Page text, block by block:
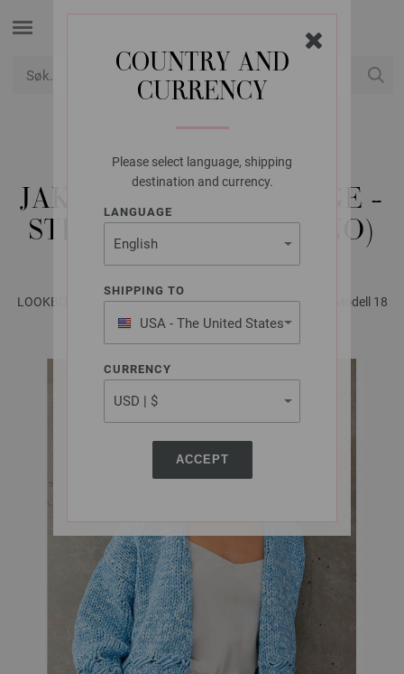
COUNTRY AND
CURRENCY
Please select language, shipping
destination and currency.
LANGUAGE
SHIPPING TO
USA - The United States
of America
CURRENCY
ACCEPT
LANA GROSSA
JAKKE GELATO VINTAGE -
STRIKKEOPPSKRIFT (NO)
LOOKBOOK No. 18 - Magazin (DE) + Anleitungsteil (DK) | Modell 18